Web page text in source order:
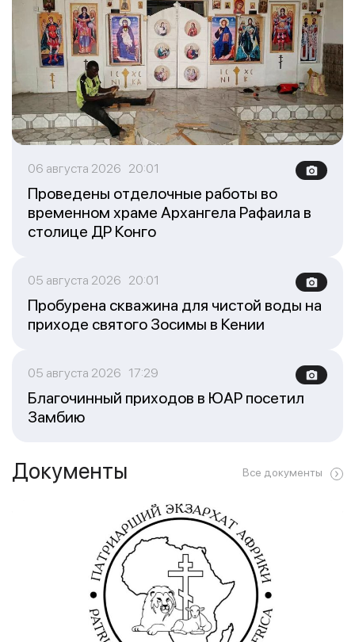
06 августа 2026 20:01
Проведены отделочные работы во
временном храме Архангела Рафаила в
столице ДР Конго
05 августа 2026 20:01
Пробурена скважина для чистой воды на
приходе святого Зосимы в Кении
05 августа 2026 17:29
Благочинный приходов в ЮАР посетил
Замбию
Документы Все документы